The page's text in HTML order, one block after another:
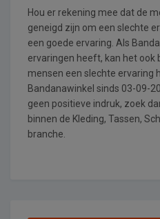
Hou er rekening mee dat de
geneigd zijn om een slechte
een goede ervaring. Als
ervaringen heeft, kan het ook
mensen een slechte ervaring
Bandanawinkel sinds 03-09-
geen positieve indruk, zoek
binnen de Kleding, Tassen,
branche.